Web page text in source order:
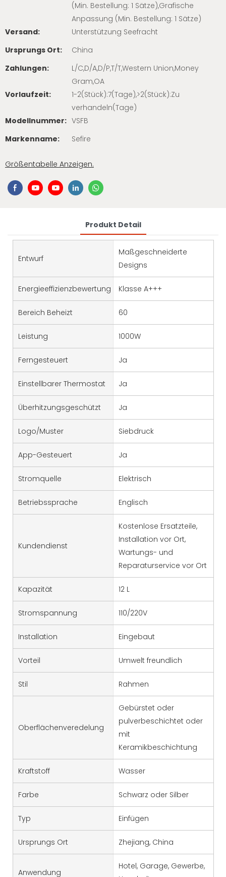
(Min. Bestellung: 1 Sätze),Grafische
Anpassung (Min. Bestellung: 1 Sätze)
Versand:
Unterstützung Seefracht
Ursprungs Ort:
China
Zahlungen:
L/C,D/A,D/P,T/T,Western Union,Money
Gram,OA
Vorlaufzeit:
1-2(Stück):7(Tage),>2(Stück):Zu
verhandeln(Tage)
Modellnummer: VSFB
Markenname:
Sefire
Größentabelle Anzeigen.
Produkt Detail
Entwurf
Maßgeschneiderte
Designs
Energieeffizienzbewertung Klasse A+++
Bereich Beheizt 60
Leistung 1000W
Ferngesteuert Ja
Einstellbarer Thermostat Ja
Überhitzungsgeschützt Ja
Logo/Muster Siebdruck
App-Gesteuert Ja
Stromquelle Elektrisch
Betriebssprache Englisch
Kundendienst
Kostenlose Ersatzteile,
Installation vor Ort,
Wartungs- und
Reparaturservice vor Ort
Kapazität 12 L
Stromspannung 110/220V
Installation Eingebaut
Vorteil Umwelt freundlich
Stil Rahmen
Oberflächenveredelung
Gebürstet oder
pulverbeschichtet oder
mit
Keramikbeschichtung
Kraftstoff Wasser
Farbe Schwarz oder Silber
Typ Einfügen
Ursprungs Ort Zhejiang, China
Anwendung
Hotel, Garage, Gewerbe,